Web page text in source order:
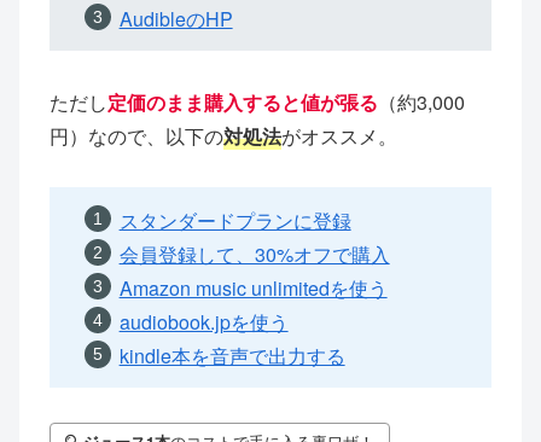
AudibleのHP
ただし定価のまま購入すると値が張る （約3,000
円）なので、以下の対処法がオススメ。
スタンダードプランに登録
会員登録して、30%オフで購入
Amazon music unlimitedを使う
audiobook.jpを使う
kindle本を音声で出力する